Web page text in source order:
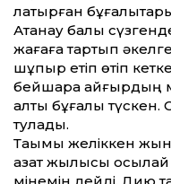
лақтырған
Ақтанау балық
жағаға тартып
шұпыр етіп өтіп
бейшара айғырдың
алты бұғалық
тулады.
Тақымы желіккен
азат жылқысы осылай